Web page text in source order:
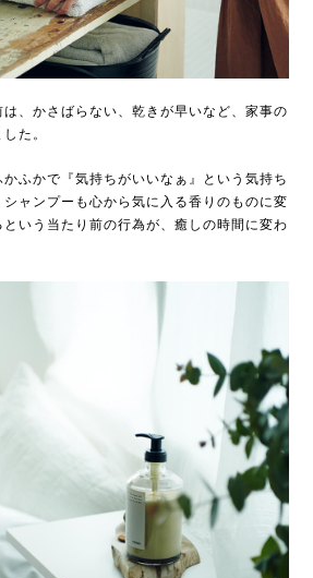
、かさばらない、乾きが早いなど、家事の
た。
かふかで『気持ちがいいなぁ』という気持ち
ャンプーも心から気に入る香りのものに変
いう当たり前の行為が、癒しの時間に変わ